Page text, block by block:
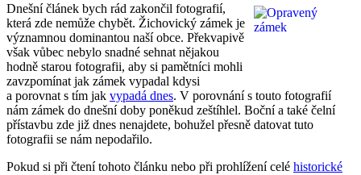
Dnešní článek bych rád zakončil fotografií,
která zde nemůže chybět. Žichovický zámek je
významnou dominantou naší obce. Překvapivě
však vůbec nebylo snadné sehnat nějakou
hodně starou fotografii, aby si pamětníci mohli
zavzpomínat jak zámek vypadal kdysi
a porovnat s tím jak vypadá dnes. V porovnání s touto fotografií
nám zámek do dnešní doby poněkud zeštíhlel. Boční a také čelní
přístavbu zde již dnes nenajdete, bohužel přesně datovat tuto
fotografii se nám nepodařilo.
Pokud si při čtení tohoto článku nebo při prohlížení celé historické